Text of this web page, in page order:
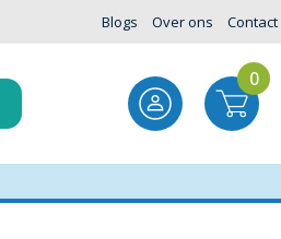
Blogs Over ons Contact
0